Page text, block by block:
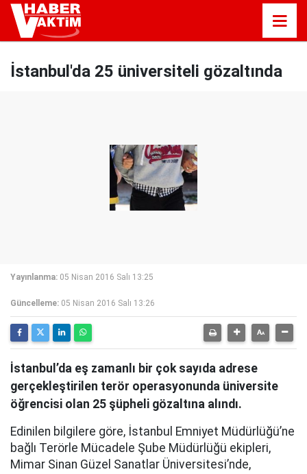
İstanbul'da 25 üniversiteli gözaltında
Yayınlanma: 05 Nisan 2016 Salı 13:25
Güncelleme: 05 Nisan 2016 Salı 13:26
İstanbul’da eş zamanlı bir çok sayıda adrese
gerçekleştirilen terör operasyonunda üniversite
öğrencisi olan 25 şüpheli gözaltına alındı.
Edinilen bilgilere göre, İstanbul Emniyet Müdürlüğü’ne
bağlı Terörle Mücadele Şube Müdürlüğü ekipleri,
Mimar Sinan Güzel Sanatlar Üniversitesi’nde,